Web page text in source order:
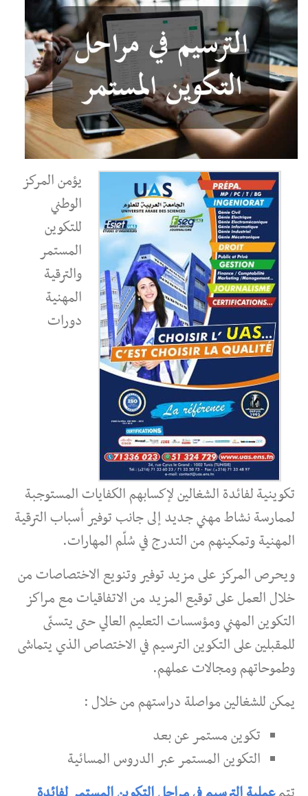
يؤمن المركز
الوطني
للتكوين
المستمر
والترقية
المهنية
دورات
تكوينية لفائدة الشغالين لإكسابهم الكفايات المستوجبة
لممارسة نشاط مهني جديد إلى جانب توفير أسباب الترقية
المهنية وتمكينهم من التدرج في سُلّم المهارات.
ويحرص المركز على مزيد توفير وتنويع الاختصاصات من
خلال العمل على توقيع المزيد من الاتفاقيات مع مراكز
التكوين المهني ومؤسسات التعليم العالي حتى يتسنّى
للمقبلين على التكوين الترسيم في الاختصاص الذي يتماشى
وطموحاتهم ومجالات عملهم.
يمكن للشغالين مواصلة دراستهم من خلال :
تكوين مستمر عن بعد
التكوين المستمر عبر الدروس المسائية